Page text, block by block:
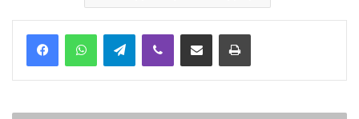
TelegramViber Надіслати електронною поштоюНадрукувати